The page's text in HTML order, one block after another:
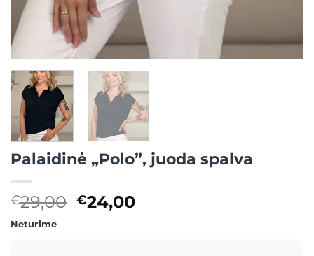
Palaidinė „Polo”, juoda spalva
€29,00 Original
price
€24,00Current
Neturime